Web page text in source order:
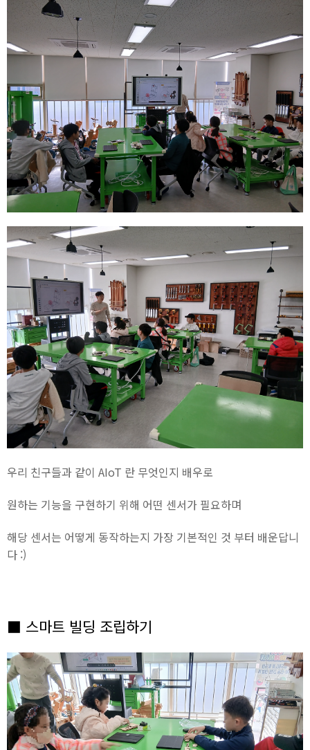
우리 친구들과 같이 AIoT 란 무엇인지 배우로
원하는 기능을 구현하기 위해 어떤 센서가 필요하며
해당 센서는 어떻게 동작하는지 가장 기본적인 것 부터 배운답니
다 :)
■ 스마트 빌딩 조립하기